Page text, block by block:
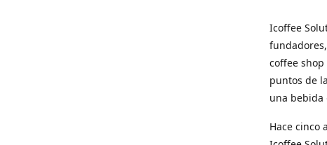
Icoffee
coffee
puntos de
una bebida
Hace cinco